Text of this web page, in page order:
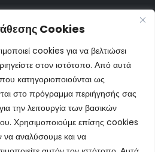
Cookies
cookies για να βελτιώσει
στον ιστότοπο. Από αυτά
κατηγοριοποιούνται ως
στο πρόγραμμα περιήγησής σας
την λειτουργία των βασικών
Χρησιμοποιούμε επίσης cookies
αναλύσουμε και να